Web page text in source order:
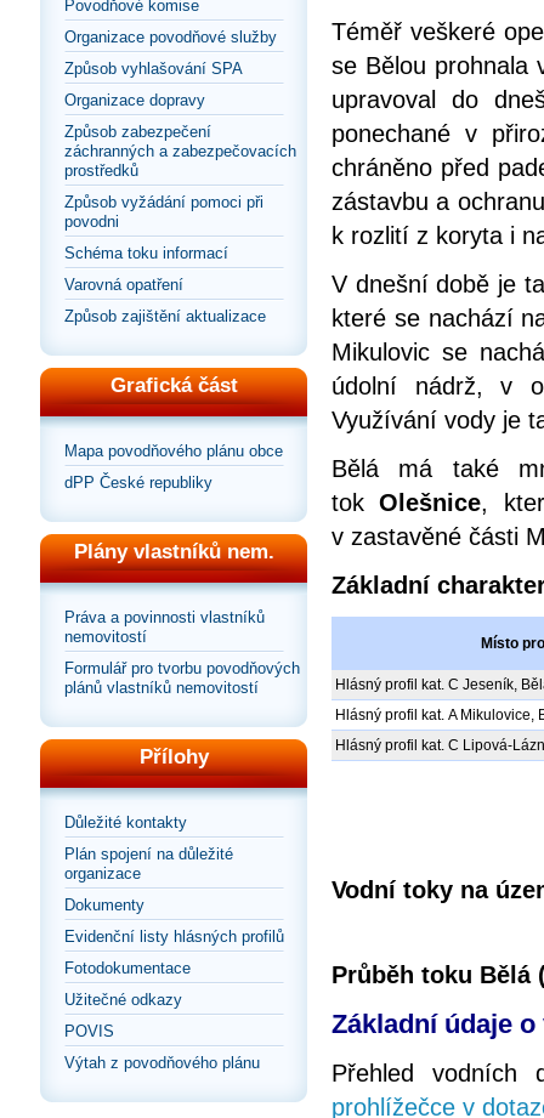
Povodňové komise
Organizace povodňové služby
Způsob vyhlašování SPA
Organizace dopravy
Způsob zabezpečení
záchranných a zabezpečovacích
prostředků
Způsob vyžádání pomoci při
povodni
Schéma toku informací
Varovná opatření
Způsob zajištění aktualizace
Grafická část
Mapa povodňového plánu obce
dPP České republiky
Plány vlastníků nem.
Práva a povinnosti vlastníků
nemovitostí
Formulář pro tvorbu povodňových
plánů vlastníků nemovitostí
Přílohy
Důležité kontakty
Plán spojení na důležité
organizace
Dokumenty
Evidenční listy hlásných profilů
Fotodokumentace
Užitečné odkazy
POVIS
Výtah z povodňového plánu
Téměř veškeré
se Bělou prohnala
upravoval do
ponechané v
chráněno před
zástavbu a
k rozlití z koryta i
V dnešní době je
které se nachází
Mikulovic se
údolní nádrž, v
Využívání vody je
Bělá má také
tokOlešnice,
v zastavěné části
Základní
Místo
Hlásný profil kat. C Jeseník,
Hlásný profil kat. A Mikulovice,
Hlásný profil kat. C Lipová-
Vodní toky na
Průběh toku Bělá
Základní údaje
Přehled vodních
prohlížečce v